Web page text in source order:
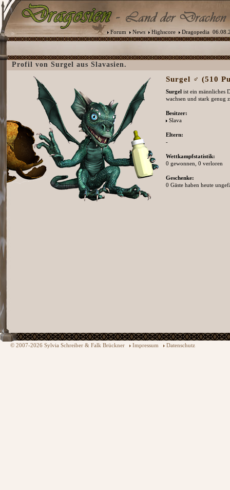
Forum News Highscore Dragopedia
Profil von Surgel aus Slavasien.
Surgel ♂ (510
Surgel ist ein männliches
wachsen und stark genug
Besitzer:
Slava
Eltern:
-
Wettkampfstatistik:
0 gewonnen, 0 verloren
Geschenke:
0 Gäste haben heute
© 2007-2026 Sylvia Schreiber & Falk Brückner Impressum Datenschutz